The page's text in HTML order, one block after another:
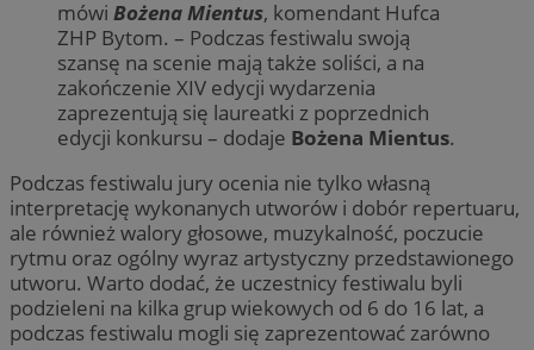
mówi Bożena Mientus, komendant Hufca
ZHP Bytom. – Podczas festiwalu swoją
szansę na scenie mają także soliści, a na
zakończenie XIV edycji wydarzenia
zaprezentują się laureatki z poprzednich
edycji konkursu – dodaje Bożena Mientus.
Podczas festiwalu jury ocenia nie tylko własną
interpretację wykonanych utworów i dobór repertuaru,
ale również walory głosowe, muzykalność, poczucie
rytmu oraz ogólny wyraz artystyczny przedstawionego
utworu. Warto dodać, że uczestnicy festiwalu byli
podzieleni na kilka grup wiekowych od 6 do 16 lat, a
podczas festiwalu mogli się zaprezentować zarówno